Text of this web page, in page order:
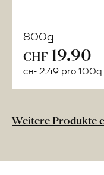
800g
CHF 19.90
CHF 2.49 pro 100g
Weitere Produkte